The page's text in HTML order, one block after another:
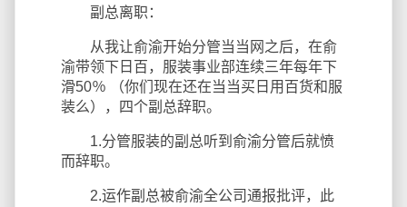
副总离职：
从我让俞渝开始分管当当网之后，在俞
渝带领下日百，服装事业部连续三年每年下
滑50％ （你们现在还在当当买日用百货和服
装么），四个副总辞职。
1.分管服装的副总听到俞渝分管后就愤
而辞职。
2.运作副总被俞渝全公司通报批评，此